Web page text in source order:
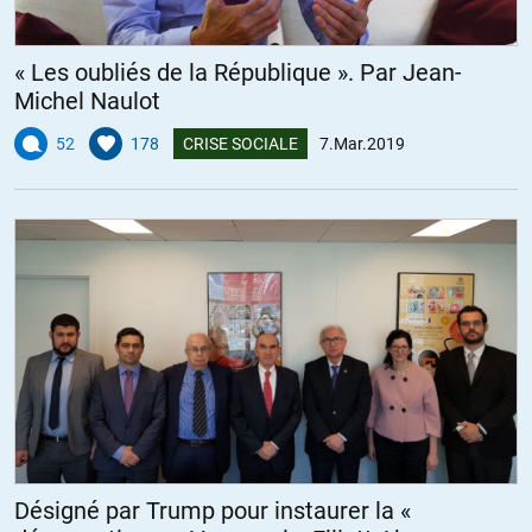
+19 ALERTER
Babar
Bon courage, j’ai eu une expérience de la justice dans un autre
domaine et me suis défendu seul sans avocat. J’ai eu de la chance et
ai obtenu en grande partie satisfaction. Je parle de chance car il y a
le coté aléatoire du juge, je suis bien tombé. Par ailleurs si j’avais bien
transmis à l’avocat de la partie opposée (une grosse société du net)
mon dossier 8 jours avant l’audience, lui ne l’avait fait qu’au dernier
moment. Il m’a été proposé de retarder l’audience pour me préparer
et j’y ai renoncé ce qui a fait bonne impression sur le tribunal à
l’inverse de la partie adverse qui voulait profiter de mon inexpérience.
Des nombreux plaignants contre cette société environ 2/3 ont été
déboutés…
+15 ALERTER
« Les oubliés de la République ». Par Jean-
Michel Naulot
52 178 CRISE SOCIALE 7.Mar.2019
Désigné par Trump pour instaurer la «